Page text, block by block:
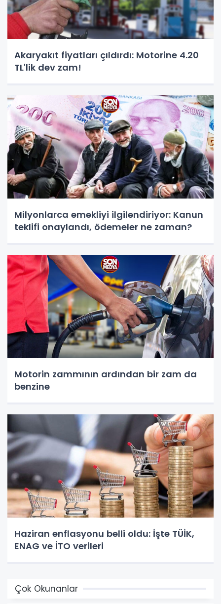
Akaryakıt fiyatları çıldırdı: Motorine 4.20
TL'lik dev zam!
Milyonlarca emekliyi ilgilendiriyor: Kanun
teklifi onaylandı, ödemeler ne zaman?
Motorin zammının ardından bir zam da
benzine
Haziran enflasyonu belli oldu: İşte TÜİK,
ENAG ve İTO verileri
Çok Okunanlar